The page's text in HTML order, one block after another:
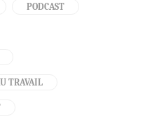
PODCAST
TRAVAIL